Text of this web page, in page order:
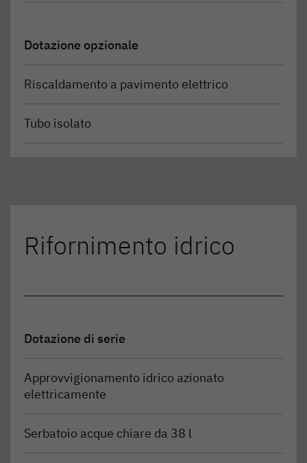
Dotazione opzionale
Riscaldamento a pavimento elettrico
Tubo isolato
Rifornimento idrico
Dotazione di serie
Approvvigionamento idrico azionato
elettricamente
Serbatoio acque chiare da 38 l